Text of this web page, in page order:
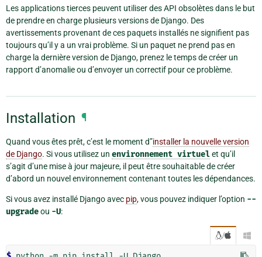
Les applications tierces peuvent utiliser des API obsolètes dans le but
de prendre en charge plusieurs versions de Django. Des
avertissements provenant de ces paquets installés ne signifient pas
toujours qu’il y a un vrai problème. Si un paquet ne prend pas en
charge la dernière version de Django, prenez le temps de créer un
rapport d’anomalie ou d’envoyer un correctif pour ce problème.
Installation ¶
Quand vous êtes prêt, c’est le moment d”installer la nouvelle version
de Django. Si vous utilisez un environnement virtuelet qu’il
s’agit d’une mise à jour majeure, il peut être souhaitable de créer
d’abord un nouvel environnement contenant toutes les dépendances.
Si vous avez installé Django avec pip, vous pouvez indiquer l’option --
upgradeou -U:
/ 